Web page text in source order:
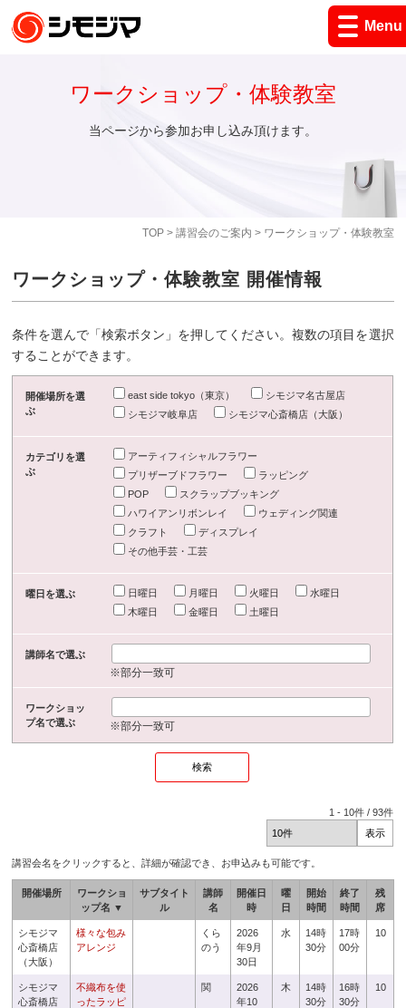
Menu
TOP> 講習会のご案内 > ワークショップ・体験教室
ワークショップ・体験教室
当ページから参加お申し込み頂けます。
ワークショップ・体験教室 開催情報
条件を選んで「検索ボタン」を押してください。複数の項目を選択
することができます。
開催場所を選
ぶ
east side tokyo（東京）
シモジマ名古屋店
シモジマ岐阜店
シモジマ心斎橋店（大阪）
カテゴリを選
ぶ
アーティフィシャルフラワー
プリザーブドフラワー
ラッピング
POP
スクラップブッキング
ハワイアンリボンレイ
ウェディング関連
クラフト
ディスプレイ
その他手芸・工芸
曜日を選ぶ 日曜日 月曜日 火曜日
水曜日
木曜日
金曜日 土曜日
講師名で選ぶ
※部分一致可
ワークショッ
プ名で選ぶ
※部分一致可
1 - 10件 /93件
講習会名をクリックすると、詳細が確認でき、お申込みも可能です。
開催場所
ワークショ
ップ名 ▼
サブタイト
ル
講師
名
開催日
時
曜
日
開始
時間
終了
時間
残
席
シモジマ
心斎橋店
（大阪）
様々な包み
アレンジ
くら
のう
2026
年9月
30日
水
14時
30分
17時
00分
10
シモジマ
心斎橋店
不織布を使
ったラッピ
関
2026
年10
木
14時
30分
16時
30分
10